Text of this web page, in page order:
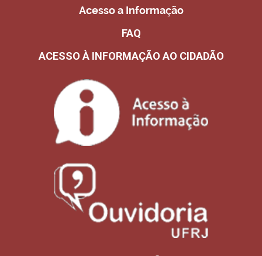
Acesso a Informação
FAQ
ACESSO À INFORMAÇÃO AO CIDADÃO